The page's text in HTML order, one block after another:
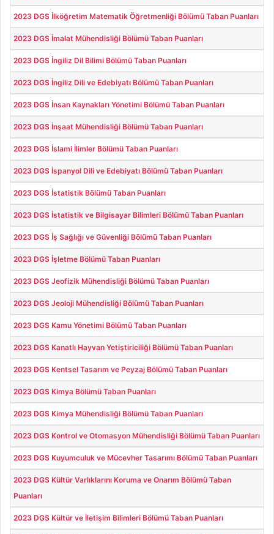
2023 DGS İlköğretim Matematik Öğretmenliği Bölümü Taban Puanları
2023 DGS İmalat Mühendisliği Bölümü Taban Puanları
2023 DGS İngiliz Dil Bilimi Bölümü Taban Puanları
2023 DGS İngiliz Dili ve Edebiyatı Bölümü Taban Puanları
2023 DGS İnsan Kaynakları Yönetimi Bölümü Taban Puanları
2023 DGS İnşaat Mühendisliği Bölümü Taban Puanları
2023 DGS İslami İlimler Bölümü Taban Puanları
2023 DGS İspanyol Dili ve Edebiyatı Bölümü Taban Puanları
2023 DGS İstatistik Bölümü Taban Puanları
2023 DGS İstatistik ve Bilgisayar Bilimleri Bölümü Taban Puanları
2023 DGS İş Sağlığı ve Güvenliği Bölümü Taban Puanları
2023 DGS İşletme Bölümü Taban Puanları
2023 DGS Jeofizik Mühendisliği Bölümü Taban Puanları
2023 DGS Jeoloji Mühendisliği Bölümü Taban Puanları
2023 DGS Kamu Yönetimi Bölümü Taban Puanları
2023 DGS Kanatlı Hayvan Yetiştiriciliği Bölümü Taban Puanları
2023 DGS Kentsel Tasarım ve Peyzaj Bölümü Taban Puanları
2023 DGS Kimya Bölümü Taban Puanları
2023 DGS Kimya Mühendisliği Bölümü Taban Puanları
2023 DGS Kontrol ve Otomasyon Mühendisliği Bölümü Taban Puanları
2023 DGS Kuyumculuk ve Mücevher Tasarımı Bölümü Taban Puanları
2023 DGS Kültür Varlıklarını Koruma ve Onarım Bölümü Taban
Puanları
2023 DGS Kültür ve İletişim Bilimleri Bölümü Taban Puanları